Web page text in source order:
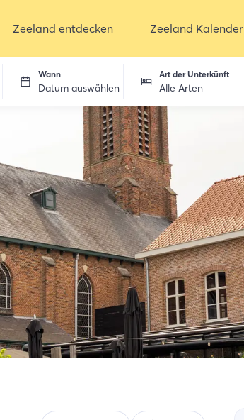
Zeeland entdecken Zeeland Kalender
Wann
Datum auswählen
Art der Unterkünft
Alle Arten